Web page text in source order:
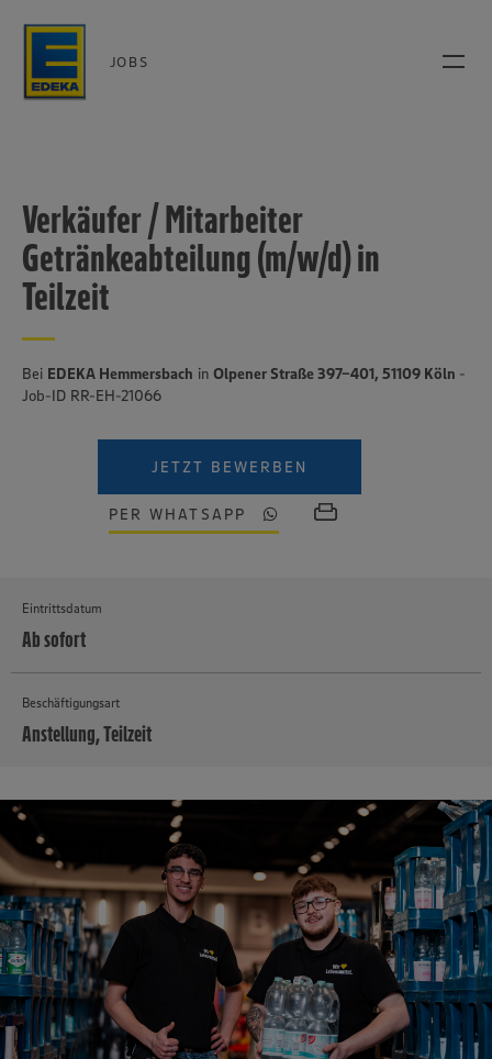
JOBS
Verkäufer / Mitarbeiter
Getränkeabteilung (m/w/d) in
Teilzeit
Bei EDEKA Hemmersbach in Olpener Straße 397-401, 51109 Köln -
Job-ID RR-EH-21066
JETZT BEWERBEN
PER WHATSAPP
Eintrittsdatum
Ab sofort
Beschäftigungsart
Anstellung, Teilzeit